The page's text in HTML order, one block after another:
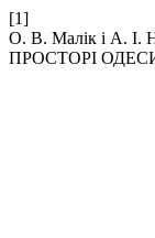
[1]
О. В. Малік і А.
ПРОСТОРІ ОДЕСИ